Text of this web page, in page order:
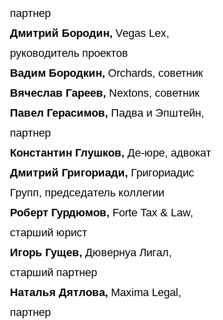
партнер
Дмитрий Бородин, Vegas Lex,
руководитель проектов
Вадим Бородкин, Orchards, советник
Вячеслав Гареев, Nextons, советник
Павел Герасимов, Падва и Эпштейн,
партнер
Константин Глушков, Де-юре, адвокат
Дмитрий Григориади, Григориадис
Групп, председатель коллегии
Роберт Гурдюмов, Forte Tax & Law,
старший юрист
Игорь Гущев, Дювернуа Лигал,
старший партнер
Наталья Дятлова, Maxima Legal,
партнер